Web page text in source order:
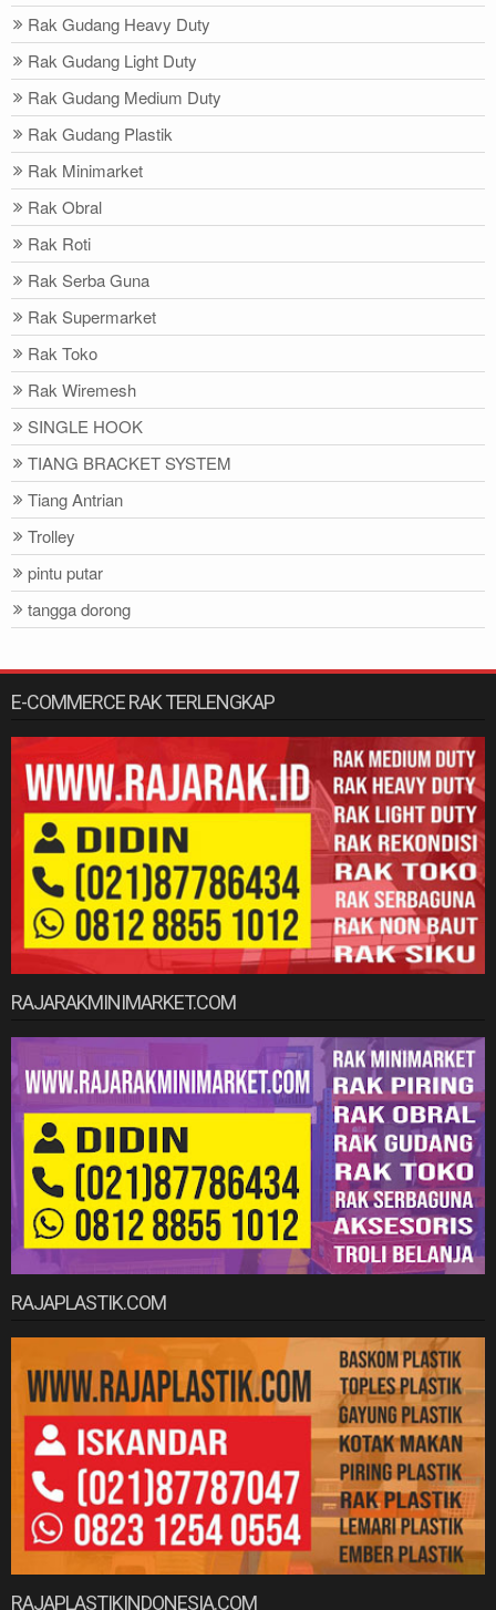
Rak Gudang Heavy Duty
Rak Gudang Light Duty
Rak Gudang Medium Duty
Rak Gudang Plastik
Rak Minimarket
Rak Obral
Rak Roti
Rak Serba Guna
Rak Supermarket
Rak Toko
Rak Wiremesh
SINGLE HOOK
TIANG BRACKET SYSTEM
Tiang Antrian
Trolley
pintu putar
tangga dorong
E-COMMERCE RAK TERLENGKAP
RAJARAKMINIMARKET.COM
RAJAPLASTIK.COM
RAJAPLASTIKINDONESIA.COM